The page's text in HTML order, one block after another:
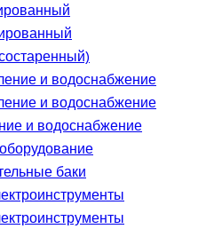
и водоснабжение
баки